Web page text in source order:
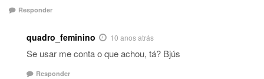
Responder
quadro_feminino 10 anos atrás
Se usar me conta o que achou, tá? Bjús
Responder